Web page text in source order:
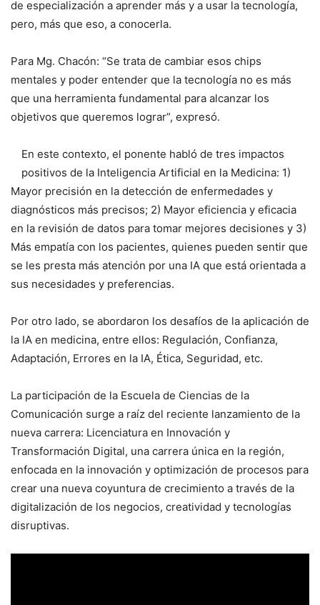
de especialización a aprender más y a usar la tecnología,
pero, más que eso, a conocerla.
Para Mg. Chacón: “Se trata de cambiar esos chips
mentales y poder entender que la tecnología no es más
que una herramienta fundamental para alcanzar los
objetivos que queremos lograr”, expresó.
En este contexto, el ponente habló de tres impactos
positivos de la Inteligencia Artificial en la Medicina: 1)
Mayor precisión en la detección de enfermedades y
diagnósticos más precisos; 2) Mayor eficiencia y eficacia
en la revisión de datos para tomar mejores decisiones y 3)
Más empatía con los pacientes, quienes pueden sentir que
se les presta más atención por una IA que está orientada a
sus necesidades y preferencias.
Por otro lado, se abordaron los desafíos de la aplicación de
la IA en medicina, entre ellos: Regulación, Confianza,
Adaptación, Errores en la IA, Ética, Seguridad, etc.
La participación de la Escuela de Ciencias de la
Comunicación surge a raíz del reciente lanzamiento de la
nueva carrera: Licenciatura en Innovación y
Transformación Digital, una carrera única en la región,
enfocada en la innovación y optimización de procesos para
crear una nueva coyuntura de crecimiento a través de la
digitalización de los negocios, creatividad y tecnologías
disruptivas.